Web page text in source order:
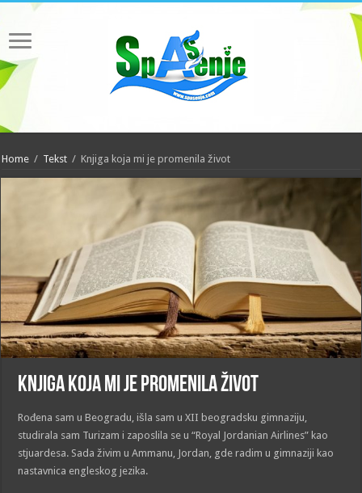
Home / Tekst / Knjiga koja mi je promenila život
Knjiga koja mi je promenila život
Rođena sam u Beogradu, išla sam u XII beogradsku gimnaziju,
studirala sam Turizam i zaposlila se u “Royal Jordanian Airlines” kao
stjuardesa. Sada živim u Ammanu, Jordan, gde radim u gimnaziji kao
nastavnica engleskog jezika.